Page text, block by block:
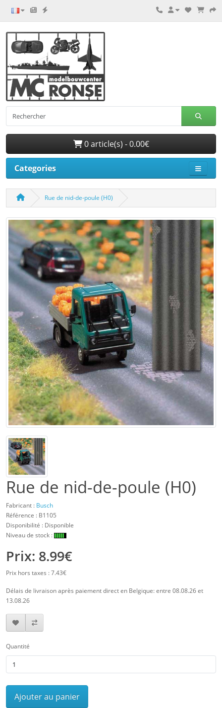
0 article(s) - 0.00€
Categories
Rue de nid-de-poule (H0)
Rue de nid-de-poule (H0)
Fabricant : Busch
Référence : B1105
Disponibilité : Disponible
Niveau de stock :
Prix: 8.99€
Prix hors taxes : 7.43€
Délais de livraison après paiement direct en Belgique: entre 08.08.26 et
13.08.26
Quantité
Ajouter au panier